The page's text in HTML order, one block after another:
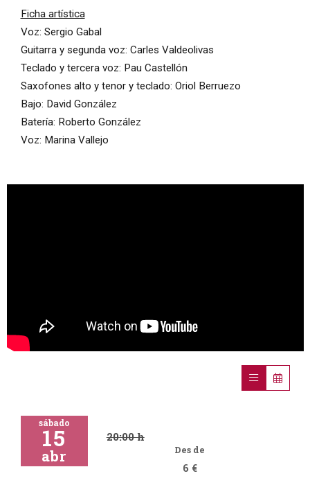
Ficha artística
Voz: Sergio Gabal
Guitarra y segunda voz: Carles Valdeolivas
Teclado y tercera voz: Pau Castellón
Saxofones alto y tenor y teclado: Oriol Berruezo
Bajo: David González
Batería: Roberto González
Voz: Marina Vallejo
sábado
15
abr
20:00 h
Des de
6 €